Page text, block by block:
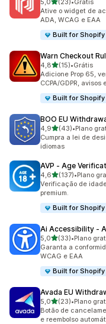
5,0 (23)
23 avaliações ao todo
•Grátis
Ative o widget de
ADA, WCAG e EAA
Built for Shopify
Warn Checkout
4,8de 5 estrelas
(15)
15 avaliações ao todo
•Grátis
Adicione Prop 65,
CCPA/GDPR, avisos
Built for Shopify
BOO EU
4,9de 5 estrelas
(43)
43 avaliações ao
•Plano
Cumpra a lei de
idiomas
AVP ‑ Age
4,6de 5 estrelas
(137)
137 avaliações ao
•Plano
Verificação de
premium.
Built for Shopify
Ai Accessibility ‑
5,0de 5 estrelas
(33)
33 avaliações ao
•Plano
Garanta a
WCAG e EAA
Built for Shopify
Avada EU
5,0de 5 estrelas
(23)
23 avaliações ao
•Plano
Botão de
e reembolso